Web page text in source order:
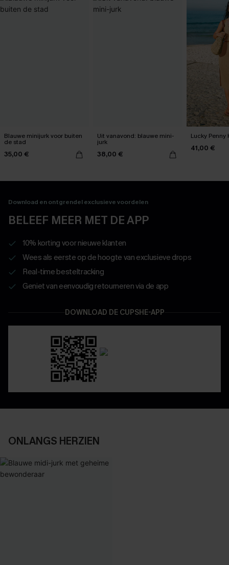
Blauwe minijurk voor buiten
de stad
35,00 €
Uit vanavond: blauwe mini-
jurk
38,00 €
Lucky Penny
41,00 €
Download en ontgrendel exclusieve voordelen
BELEEF MEER MET DE APP
10% korting voor nieuwe klanten
Wees als eerste op de hoogte van exclusieve drops
Real-time besteltracking
Geniet van eenvoudig retourneren via de app
DOWNLOAD DE CUPSHE-APP
ONLANGS HERZIEN